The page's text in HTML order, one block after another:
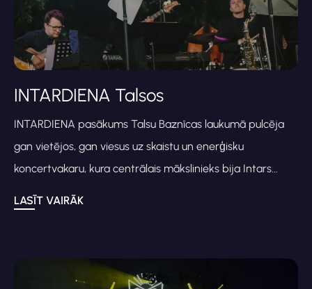
INTARDIENA Talsos
INTARDIENA pasākums Talsu Baznīcas laukumā pulcēja
gan vietējos, gan viesus uz skaistu un enerģisku
koncertvakaru, kura centrālais mākslinieks bija Intars...
LASĪT VAIRĀK